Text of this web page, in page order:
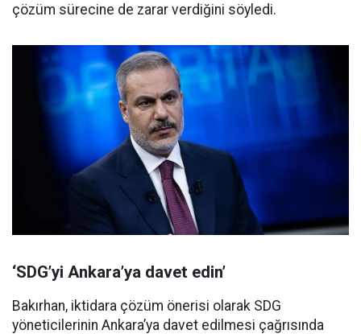
çözüm sürecine de zarar verdiğini söyledi.
‘SDG’yi Ankara’ya davet edin’
Bakırhan, iktidara çözüm önerisi olarak SDG
yöneticilerinin Ankara’ya davet edilmesi çağrısında